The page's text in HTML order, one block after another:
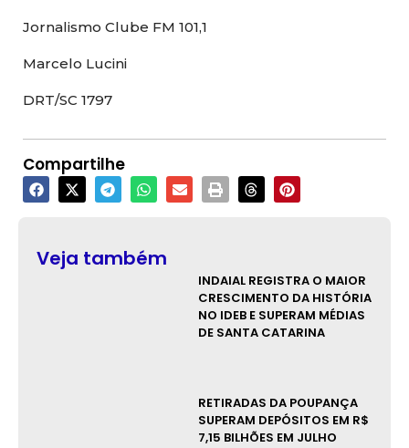
Jornalismo Clube FM 101,1
Marcelo Lucini
DRT/SC 1797
Compartilhe
Veja também
INDAIAL REGISTRA O MAIOR
CRESCIMENTO DA HISTÓRIA
NO IDEB E SUPERAM MÉDIAS
DE SANTA CATARINA
RETIRADAS DA POUPANÇA
SUPERAM DEPÓSITOS EM R$
7,15 BILHÕES EM JULHO